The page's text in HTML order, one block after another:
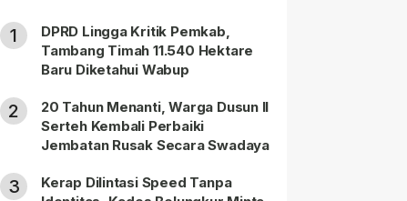
1
DPRD Lingga Kritik Pemkab,
Tambang Timah 11.540 Hektare
Baru Diketahui Wabup
2
20 Tahun Menanti, Warga Dusun II
Serteh Kembali Perbaiki
Jembatan Rusak Secara Swadaya
3
Kerap Dilintasi Speed Tanpa